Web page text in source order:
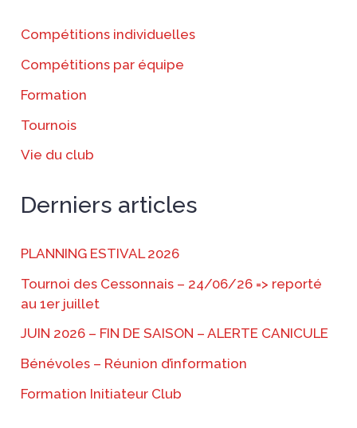
Compétitions individuelles
Compétitions par équipe
Formation
Tournois
Vie du club
Derniers articles
PLANNING ESTIVAL 2026
Tournoi des Cessonnais – 24/06/26 => reporté
au 1er juillet
JUIN 2026 – FIN DE SAISON – ALERTE CANICULE
Bénévoles – Réunion d’information
Formation Initiateur Club